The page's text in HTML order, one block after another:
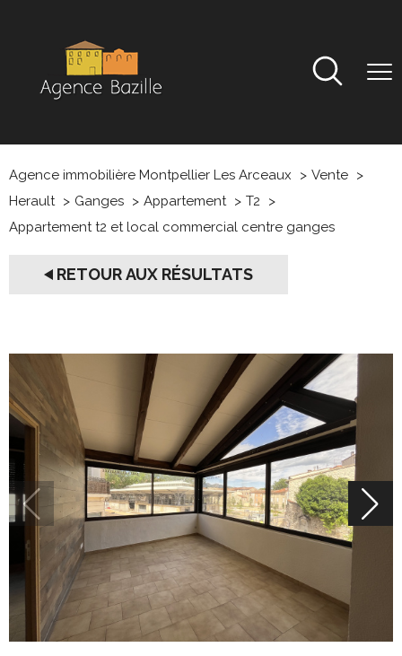
Agence immobilière Montpellier Les Arceaux
Vente
Herault
Ganges Appartement
T2
Appartement t2 et local commercial centre ganges
RETOUR AUX RÉSULTATS